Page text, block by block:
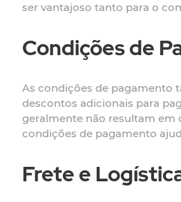
ser vantajoso tanto para o
Condições de
As condições de pagamento
descontos adicionais para
geralmente não resultam em
condições de pagamento
Frete e